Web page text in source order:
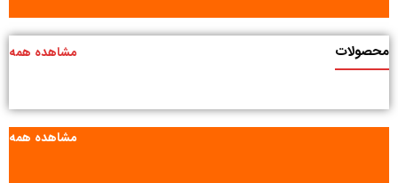
محصولات مشاهده همه
مشاهده همه